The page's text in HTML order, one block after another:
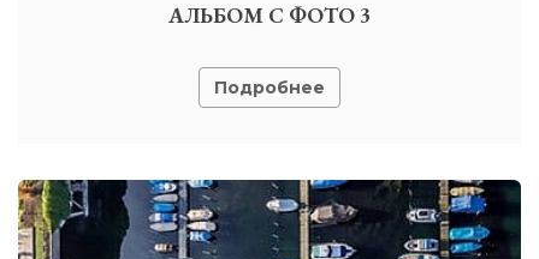
АЛЬБОМ С ФОТО 3
Подробнее